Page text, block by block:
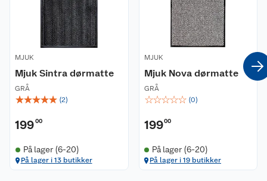
MJUK
Mjuk Sintra dørmatte
GRÅ
☆☆☆☆☆ (2)
19900
På lager (6-20)
På lager i 13 butikker
MJUK
Mjuk Nova dørmatte
GRÅ
☆☆☆☆☆ (0)
19900
På lager (6-20)
På lager i 19 butikker
Våre merkevarer
Ledige stillinger
Ofte stilte spørsmål
Betalingsalternativer
Leveringsalternativer
Kjøpsvilkår
Åpent kjøp
Klikk og hent
Festdrakter til hele familien
Hagemøbler og utemøbler